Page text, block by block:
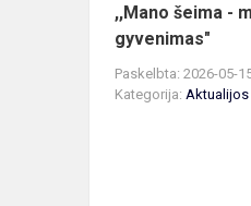
,,Mano šeima -
gyvenimas"
Paskelbta: 2026-05-
Kategorija: Aktualijos